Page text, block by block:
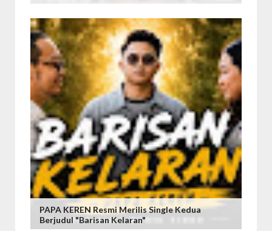
PAPA KEREN Resmi Merilis Single Kedua
Berjudul "Barisan Kelaran"